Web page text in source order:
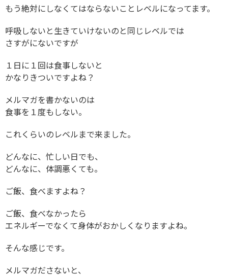
もう絶対にしなくてはならないことレベルになってます。
呼吸しないと生きていけないのと同じレベルでは
さすがにないですが
１日に１回は食事しないと
かなりきついですよね？
メルマガを書かないのは
食事を１度もしない。
これくらいのレベルまで来ました。
どんなに、忙しい日でも、
どんなに、体調悪くても。
ご飯、食べますよね？
ご飯、食べなかったら
エネルギーでなくて身体がおかしくなりますよね。
そんな感じです。
メルマガださないと、